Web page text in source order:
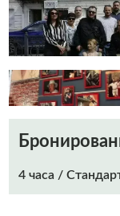
4 часа /